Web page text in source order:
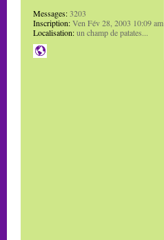
Messages:3203
Inscription:Ven Fév 28, 2003 10:09 am
Localisation:un champ de patates...